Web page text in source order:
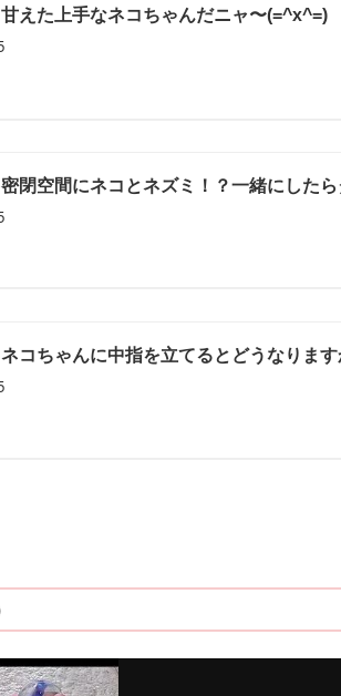
甘えた上手なネコちゃんだニャ〜(=^x^=)
密閉空間にネコとネズミ！？一緒にしたら
ネコちゃんに中指を立てるとどうなります